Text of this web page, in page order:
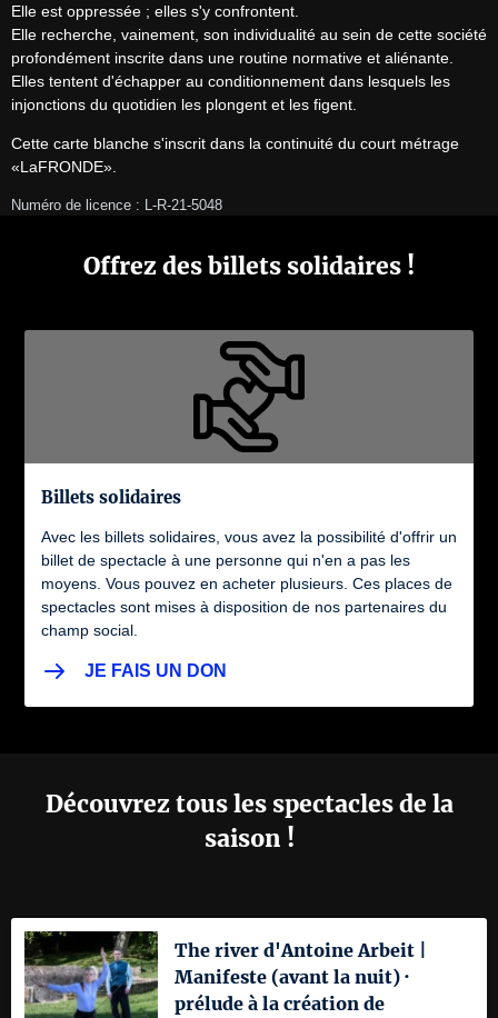
Elle est oppressée ; elles s'y confrontent.
Elle recherche, vainement, son individualité au sein de cette société
profondément inscrite dans une routine normative et aliénante.
Elles tentent d'échapper au conditionnement dans lesquels les
injonctions du quotidien les plongent et les figent.
Cette carte blanche s'inscrit dans la continuité du court métrage
«LaFRONDE».
Numéro de licence : L-R-21-5048
Offrez des billets solidaires !
Billets solidaires
Avec les billets solidaires, vous avez la possibilité d'offrir un
billet de spectacle à une personne qui n'en a pas les
moyens. Vous pouvez en acheter plusieurs. Ces places de
spectacles sont mises à disposition de nos partenaires du
champ social.
JE FAIS UN DON
Découvrez tous les spectacles de la
saison !
The river d'Antoine Arbeit |
Manifeste (avant la nuit) ·
prélude à la création de